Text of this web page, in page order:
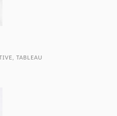
TABLEAU